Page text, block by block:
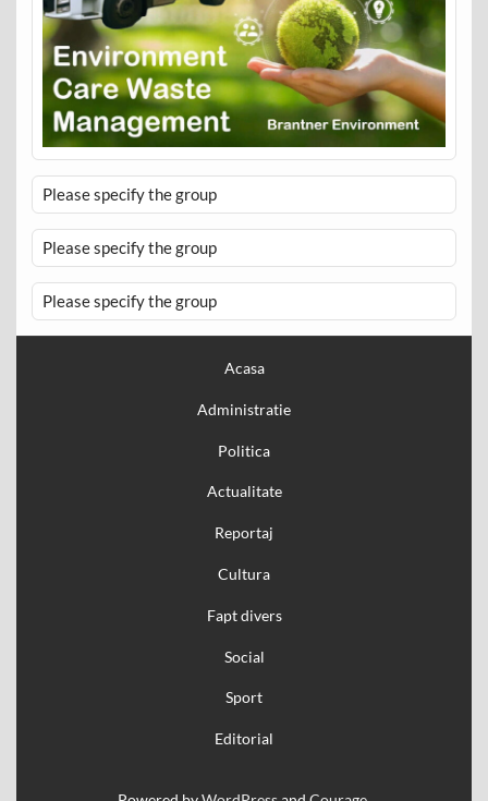
Please specify the group
Please specify the group
Please specify the group
Acasa
Administratie
Politica
Actualitate
Reportaj
Cultura
Fapt divers
Social
Sport
Editorial